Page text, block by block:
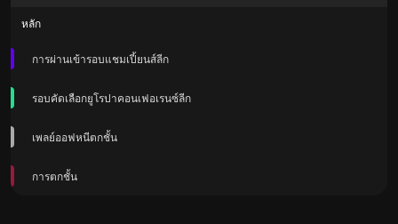
หลัก
การผ่านเข้ารอบแชมเปี้ยนส์ลีก
รอบคัดเลือกยูโรปาคอนเฟอเรนซ์ลีก
เพลย์ออฟหนีตกชั้น
การตกชั้น